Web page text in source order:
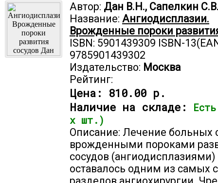
Автор: Дан В.Н., Сапелкин
Название: Ангиодисплазии.
Врожденные пороки
ISBN: 5901439309 ISBN-
9785901439302
Издательство: Москва
Рейтинг:
Цена: 810.00 р.
Наличие на складе:
х шт.)
Описание: Лечение больных
врожденными пороками
сосудов (ангиодисплазиями)
оставалось одним из самых